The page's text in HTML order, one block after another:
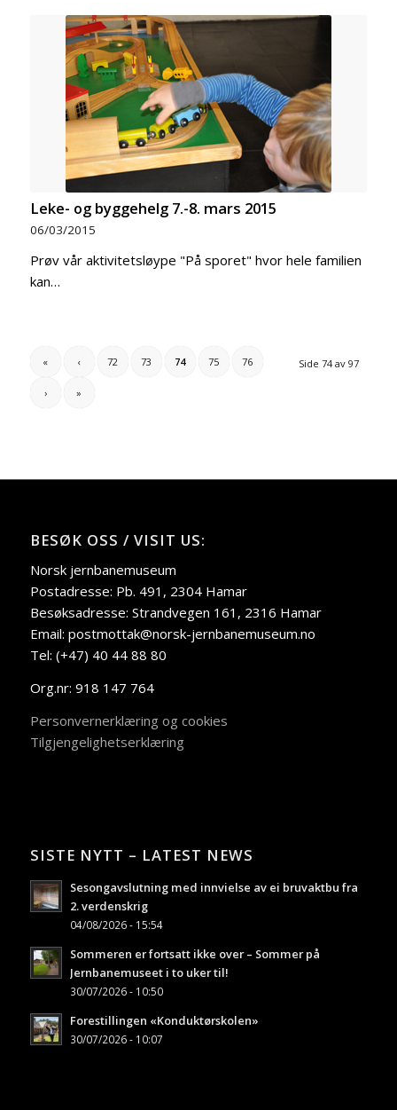
Leke- og byggehelg 7.-8. mars 2015
06/03/2015
Prøv vår aktivitetsløype "På sporet" hvor hele familien
kan…
Side 74 av 97
« ‹ 72 73 74 75 76
› »
BESØK OSS / VISIT US:
Norsk jernbanemuseum
Postadresse: Pb. 491, 2304 Hamar
Besøksadresse: Strandvegen 161, 2316 Hamar
Email: postmottak@norsk-jernbanemuseum.no
Tel: (+47) 40 44 88 80
Org.nr: 918 147 764
Personvernerklæring og cookies
Tilgjengelighetserklæring
SISTE NYTT – LATEST NEWS
Sesongavslutning med innvielse av ei bruvaktbu fra
2. verdenskrig
04/08/2026 - 15:54
Sommeren er fortsatt ikke over – Sommer på
Jernbanemuseet i to uker til!
30/07/2026 - 10:50
Forestillingen «Konduktørskolen»
30/07/2026 - 10:07